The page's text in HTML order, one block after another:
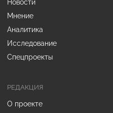
РЕДАКЦИЯ
О проекте
Новости
Мнение
Аналитика
Исследование
Спецпроекты